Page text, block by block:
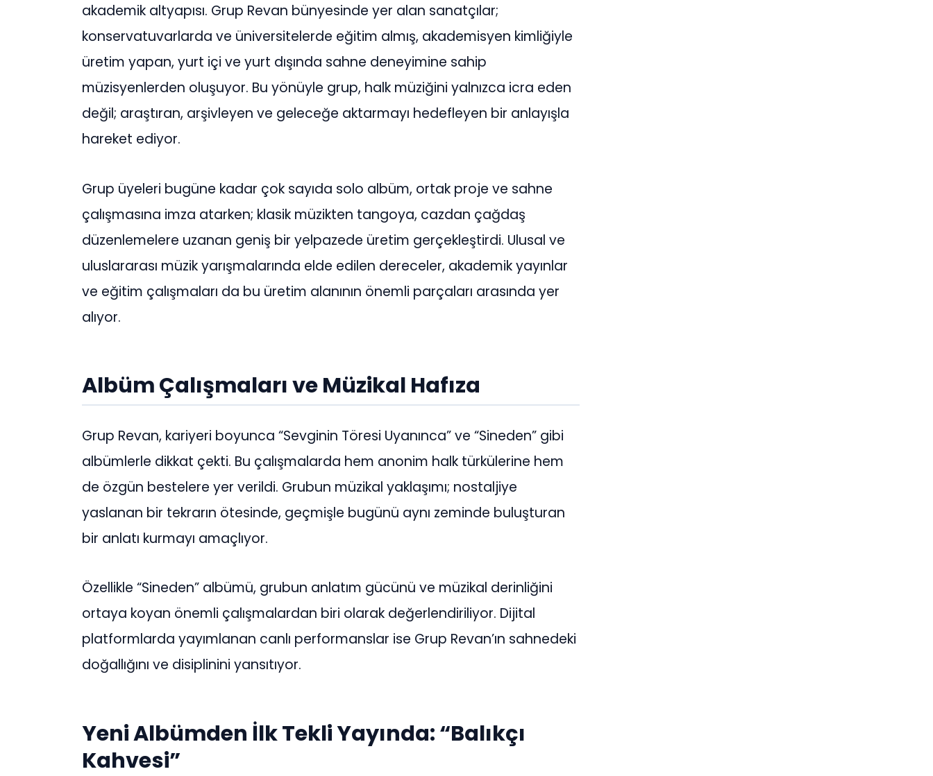
akademik altyapısı. Grup Revan bünyesinde yer alan sanatçılar;
konservatuvarlarda ve üniversitelerde eğitim almış, akademisyen kimliğiyle
üretim yapan, yurt içi ve yurt dışında sahne deneyimine sahip
müzisyenlerden oluşuyor. Bu yönüyle grup, halk müziğini yalnızca icra eden
değil; araştıran, arşivleyen ve geleceğe aktarmayı hedefleyen bir anlayışla
hareket ediyor.
Grup üyeleri bugüne kadar çok sayıda solo albüm, ortak proje ve sahne
çalışmasına imza atarken; klasik müzikten tangoya, cazdan çağdaş
düzenlemelere uzanan geniş bir yelpazede üretim gerçekleştirdi. Ulusal ve
uluslararası müzik yarışmalarında elde edilen dereceler, akademik yayınlar
ve eğitim çalışmaları da bu üretim alanının önemli parçaları arasında yer
alıyor.
Albüm Çalışmaları ve Müzikal Hafıza
Grup Revan, kariyeri boyunca “Sevginin Töresi Uyanınca” ve “Sineden” gibi
albümlerle dikkat çekti. Bu çalışmalarda hem anonim halk türkülerine hem
de özgün bestelere yer verildi. Grubun müzikal yaklaşımı; nostaljiye
yaslanan bir tekrarın ötesinde, geçmişle bugünü aynı zeminde buluşturan
bir anlatı kurmayı amaçlıyor.
Özellikle “Sineden” albümü, grubun anlatım gücünü ve müzikal derinliğini
ortaya koyan önemli çalışmalardan biri olarak değerlendiriliyor. Dijital
platformlarda yayımlanan canlı performanslar ise Grup Revan’ın sahnedeki
doğallığını ve disiplinini yansıtıyor.
Yeni Albümden İlk Tekli Yayında: “Balıkçı
Kahvesi”